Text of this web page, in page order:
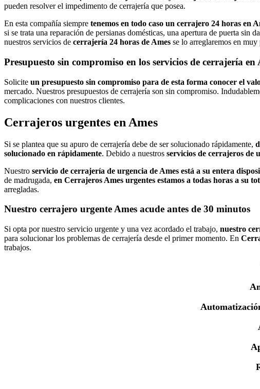
pueden resolver el impedimento de cerrajería que posea.
En esta compañía siempre tenemos en todo caso un cerrajero 24 horas en
si se trata una reparación de persianas domésticas, una apertura de puerta
nuestros servicios de cerrajería 24 horas de Ames se lo arreglaremos en
Presupuesto sin compromiso en los servicios de cerrajería en
Solicite un presupuesto sin compromiso para de esta forma conocer el
mercado. Nuestros presupuestos de cerrajería son sin compromiso.
complicaciones con nuestros clientes.
Cerrajeros urgentes en Ames
Si se plantea que su apuro de cerrajería debe de ser solucionado rápidamente,
solucionado en rápidamente. Debido a nuestros servicios de cerrajeros de
Nuestro servicio de cerrajería de urgencia de Ames está a su entera
de madrugada, en Cerrajeros Ames urgentes estamos a todas horas a su
arregladas.
Nuestro cerrajero urgente Ames acude antes de 30 minutos
Si opta por nuestro servicio urgente y una vez acordado el trabajo, nuestro
para solucionar los problemas de cerrajería desde el primer momento. En
trabajos.